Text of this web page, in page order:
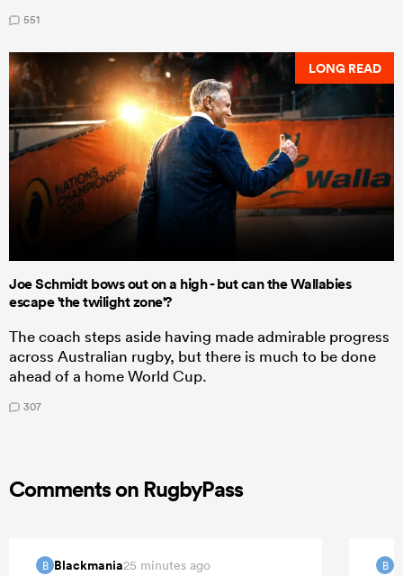
551
LONG READ
Joe Schmidt bows out on a high - but can the Wallabies
escape 'the twilight zone'?
The coach steps aside having made admirable progress
across Australian rugby, but there is much to be done
ahead of a home World Cup.
307
Comments on RugbyPass
B Blackmania25 minutes ago B